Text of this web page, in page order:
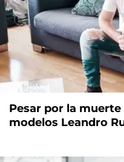
Pesar por la
modelos Leandro